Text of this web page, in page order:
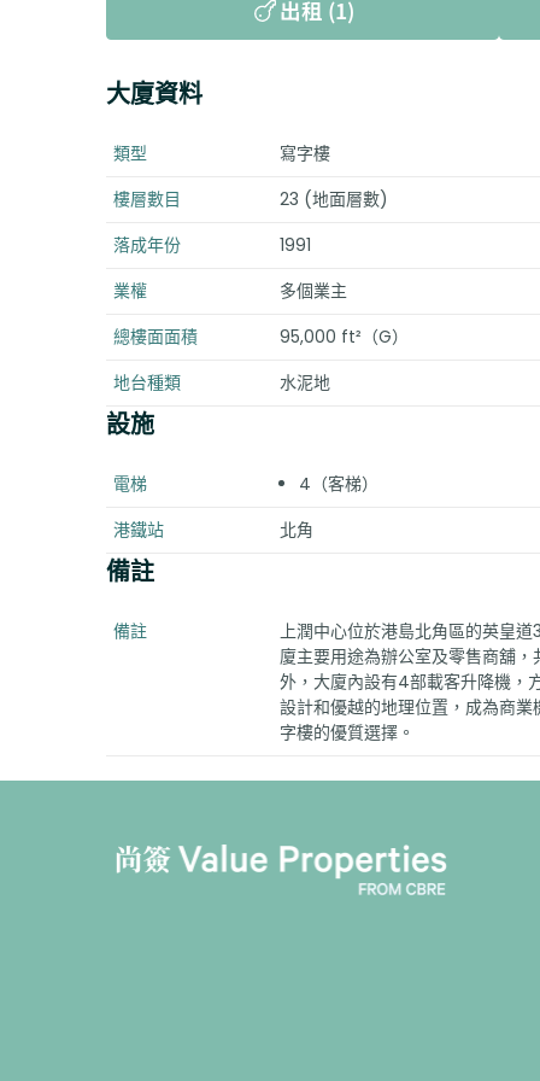
出租 (1)
大廈資料
類型
寫字樓
樓層數目
23 (地面層數)
落成年份
1991
業權
多個業主
總樓面面積
95,000 ft²（G）
地台種類
水泥地
設施
電梯
4（客梯）
港鐵站
北角
備註
備註
上潤中心位於港島北角區的英皇
廈主要用途為辦公室及零售商舖
外，大廈內設有4部載客升降機，
設計和優越的地理位置，成為商
字樓的優質選擇。